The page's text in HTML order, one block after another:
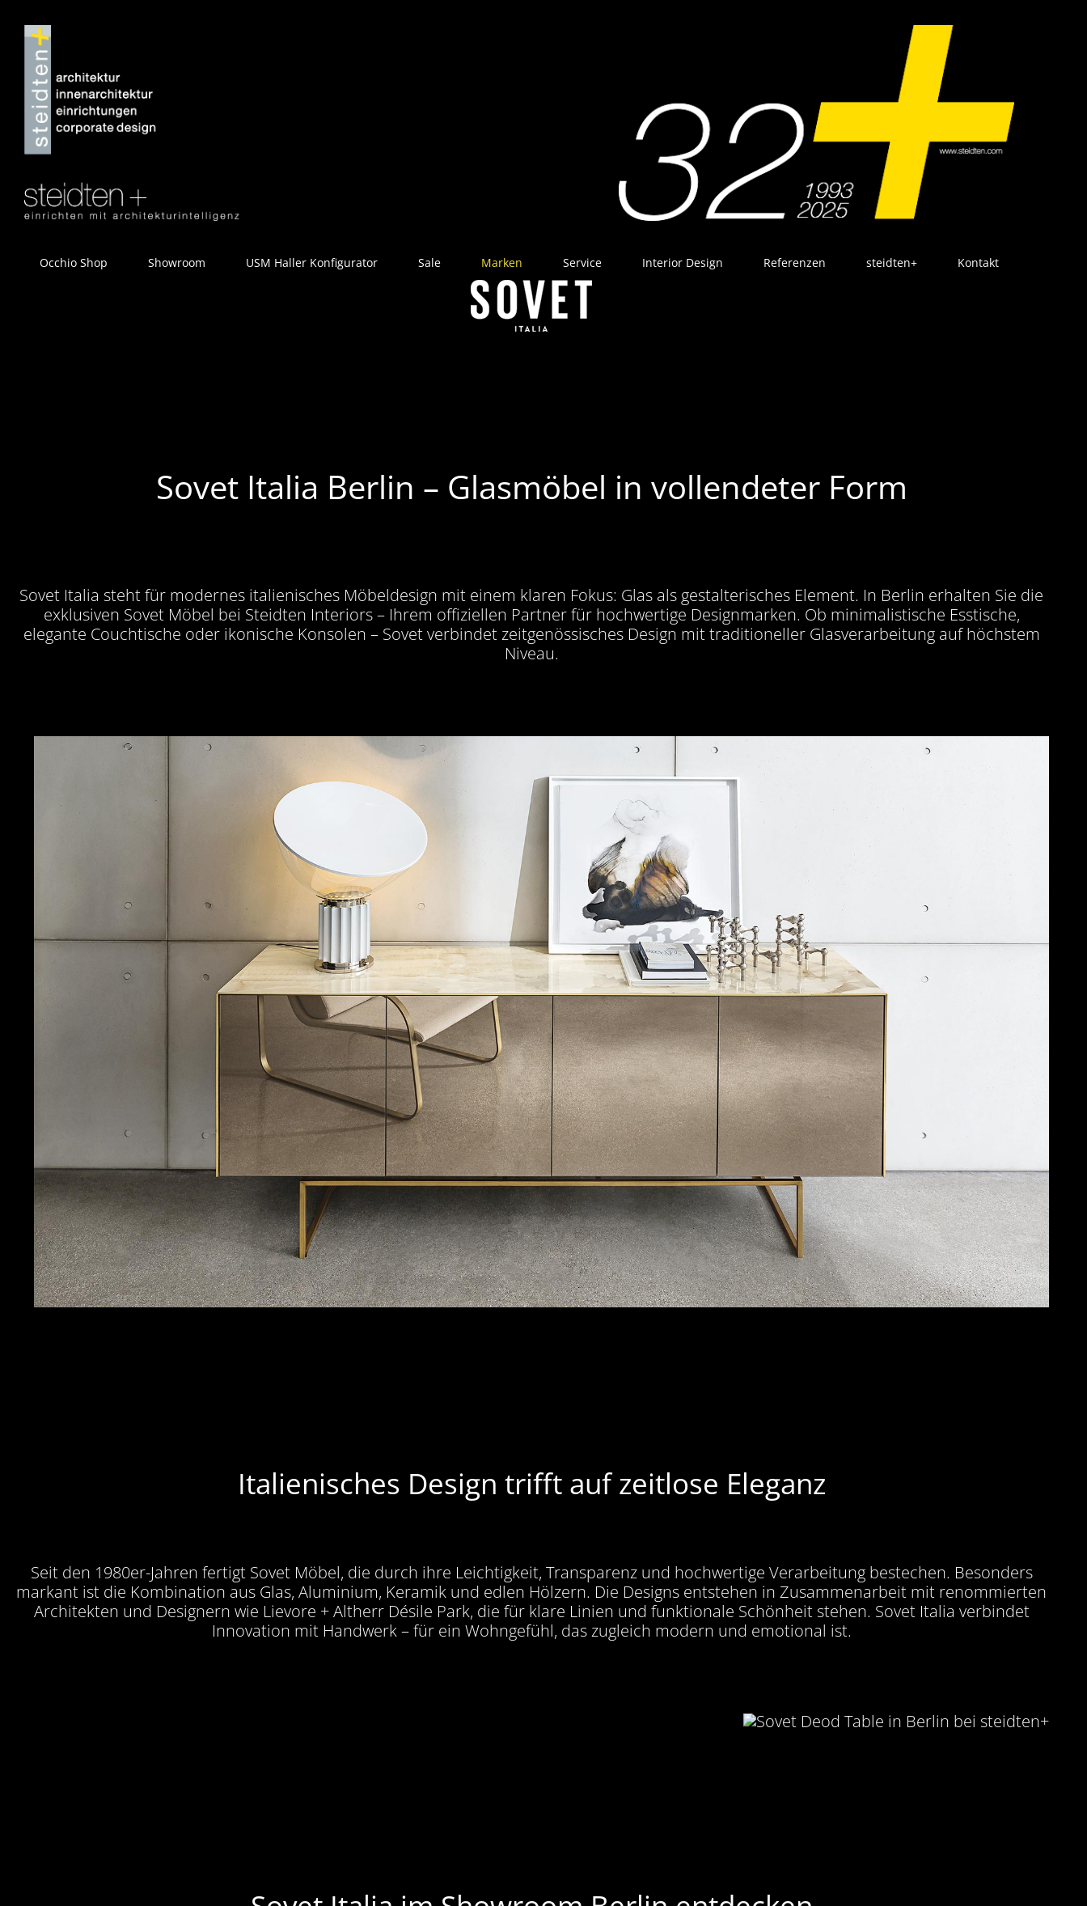
Inhalt
springen
Occhio Shop Showroom USM Haller Konfigurator Sale Marken Service Interior Design Referenzen steidten+ Kontakt
Sovet Italia Berlin – Glasmöbel in vollendeter Form
Sovet Italia steht für modernes italienisches Möbeldesign mit einem klaren Fokus: Glas als gestalterisches Element. In Berlin erhalten Sie die
exklusiven Sovet Möbel bei Steidten Interiors – Ihrem offiziellen Partner für hochwertige Designmarken. Ob minimalistische Esstische,
elegante Couchtische oder ikonische Konsolen – Sovet verbindet zeitgenössisches Design mit traditioneller Glasverarbeitung auf höchstem
Niveau.
Italienisches Design trifft auf zeitlose Eleganz
Seit den 1980er-Jahren fertigt Sovet Möbel, die durch ihre Leichtigkeit, Transparenz und hochwertige Verarbeitung bestechen. Besonders
markant ist die Kombination aus Glas, Aluminium, Keramik und edlen Hölzern. Die Designs entstehen in Zusammenarbeit mit renommierten
Architekten und Designern wie Lievore + Altherr Désile Park, die für klare Linien und funktionale Schönheit stehen. Sovet Italia verbindet
Innovation mit Handwerk – für ein Wohngefühl, das zugleich modern und emotional ist.